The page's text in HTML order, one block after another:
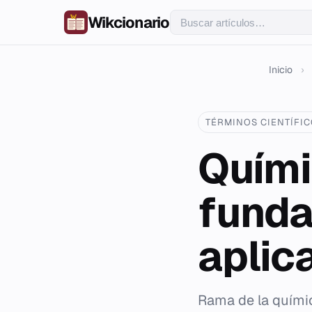
Wikcionario
Inicio ›
TÉRMINOS
Rama de la